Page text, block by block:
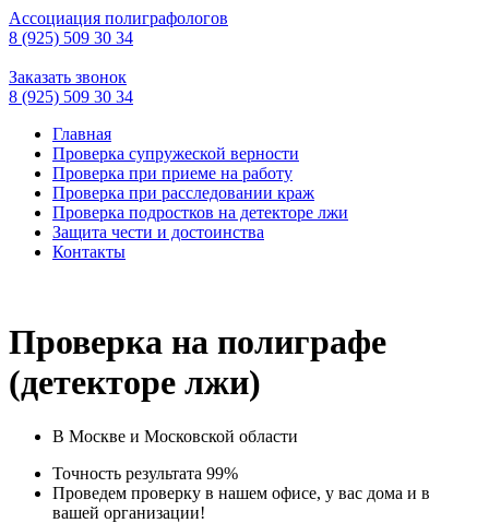
Ассоциация полиграфологов
8 (925) 509 30 34
Заказать звонок
8 (925) 509 30 34
Главная
Проверка супружеской верности
Проверка при приеме на работу
Проверка при расследовании краж
Проверка подростков на детекторе лжи
Защита чести и достоинства
Контакты
Проверка на полиграфе
(детекторе лжи)
В Москве и Моcковской области
Точность результата 99%
Проведем проверку в нашем офисе, у вас дома и в
вашей организации!